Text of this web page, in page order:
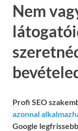
Nem
Profi SEO
azonnal
Google